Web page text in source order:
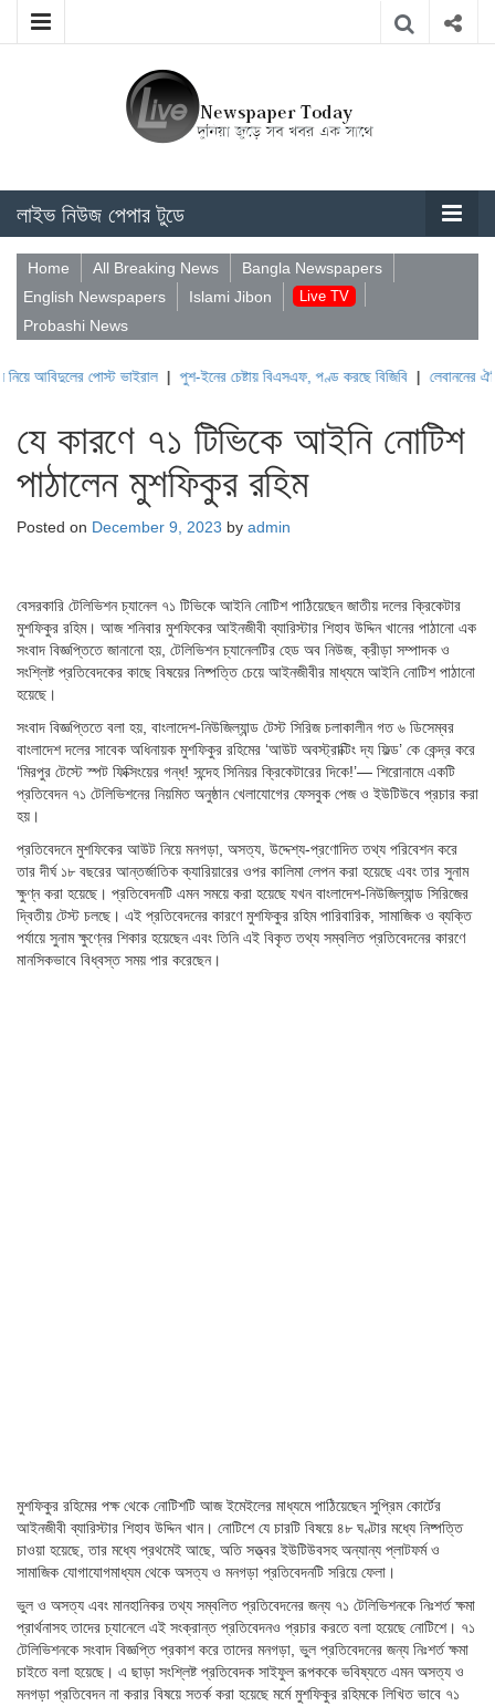
লাইভ নিউজ পেপার টুডে
Home All Breaking News
Bangla Newspapers
English Newspapers
Islami Jibon Live TV
Probashi News
পোস্ট ভাইরাল|পুশ-ইনের চেষ্টায় বিএসএফ, পণ্ড করছে বিজিবি|লেবাননের ঐতিহাসিক
যে কারণে ৭১ টিভিকে আইনি নোটিশ
পাঠালেন মুশফিকুর রহিম
Posted on December 9, 2023 by admin
বেসরকারি টেলিভিশন চ্যানেল ৭১ টিভিকে আইনি নোটিশ পাঠিয়েছেন জাতীয় দলের ক্রিকেটার
মুশফিকুর রহিম। আজ শনিবার মুশফিকের আইনজীবী ব্যারিস্টার শিহাব উদ্দিন খানের পাঠানো এক
সংবাদ বিজ্ঞপ্তিতে জানানো হয়, টেলিভিশন চ্যানেলটির হেড অব নিউজ, ক্রীড়া সম্পাদক ও
সংশ্লিষ্ট প্রতিবেদকের কাছে বিষয়ের নিষ্পত্তি চেয়ে আইনজীবীর মাধ্যমে আইনি নোটিশ পাঠানো
হয়েছে।
সংবাদ বিজ্ঞপ্তিতে বলা হয়, বাংলাদেশ-নিউজিল্যান্ড টেস্ট সিরিজ চলাকালীন গত ৬ ডিসেম্বর
বাংলাদেশ দলের সাবেক অধিনায়ক মুশফিকুর রহিমের ‘আউট অবস্ট্রাক্টিং দ্য ফিল্ড’ কে কেন্দ্র করে
‘মিরপুর টেস্টে স্পট ফিক্সিংয়ের গন্ধ! সন্দেহ সিনিয়র ক্রিকেটারের দিকে!’— শিরোনামে একটি
প্রতিবেদন ৭১ টেলিভিশনের নিয়মিত অনুষ্ঠান খেলাযোগের ফেসবুক পেজ ও ইউটিউবে প্রচার করা
হয়।
প্রতিবেদনে মুশফিকের আউট নিয়ে মনগড়া, অসত্য, উদ্দেশ্য-প্রণোদিত তথ্য পরিবেশন করে
তার দীর্ঘ ১৮ বছরের আন্তর্জাতিক ক্যারিয়ারের ওপর কালিমা লেপন করা হয়েছে এবং তার সুনাম
ক্ষুণ্ন করা হয়েছে। প্রতিবেদনটি এমন সময়ে করা হয়েছে যখন বাংলাদেশ-নিউজিল্যান্ড সিরিজের
দ্বিতীয় টেস্ট চলছে। এই প্রতিবেদনের কারণে মুশফিকুর রহিম পারিবারিক, সামাজিক ও ব্যক্তি
পর্যায়ে সুনাম ক্ষুণ্নের শিকার হয়েছেন এবং তিনি এই বিকৃত তথ্য সম্বলিত প্রতিবেদনের কারণে
মানসিকভাবে বিধ্বস্ত সময় পার করেছেন।
মুশফিকুর রহিমের পক্ষ থেকে নোটিশটি আজ ইমেইলের মাধ্যমে পাঠিয়েছেন সুপ্রিম কোর্টের
আইনজীবী ব্যারিস্টার শিহাব উদ্দিন খান। নোটিশে যে চারটি বিষয়ে ৪৮ ঘণ্টার মধ্যে নিষ্পত্তি
চাওয়া হয়েছে, তার মধ্যে প্রথমেই আছে, অতি সত্ত্বর ইউটিউবসহ অন্যান্য প্লাটফর্ম ও
সামাজিক যোগাযোগমাধ্যম থেকে অসত্য ও মনগড়া প্রতিবেদনটি সরিয়ে ফেলা।
ভুল ও অসত্য এবং মানহানিকর তথ্য সম্বলিত প্রতিবেদনের জন্য ৭১ টেলিভিশনকে নিঃশর্ত ক্ষমা
প্রার্থনাসহ তাদের চ্যানেলে এই সংক্রান্ত প্রতিবেদনও প্রচার করতে বলা হয়েছে নোটিশে। ৭১
টেলিভিশনকে সংবাদ বিজ্ঞপ্তি প্রকাশ করে তাদের মনগড়া, ভুল প্রতিবেদনের জন্য নিঃশর্ত ক্ষমা
চাইতে বলা হয়েছে। এ ছাড়া সংশ্লিষ্ট প্রতিবেদক সাইফুল রূপককে ভবিষ্যতে এমন অসত্য ও
মনগড়া প্রতিবেদন না করার বিষয়ে সতর্ক করা হয়েছে মর্মে মুশফিকুর রহিমকে লিখিত ভাবে ৭১